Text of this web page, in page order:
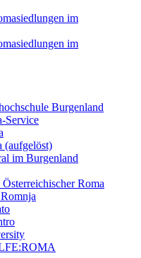
im
im
Burgenland
Service
(aufgelöst)
im Burgenland
Roma